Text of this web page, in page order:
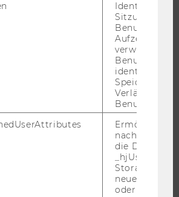
Identifiziert
Sitzung eines
Benutzers.
verwendet,
identifizieren.
Verlängert
Ermöglicht
die Daten in
Storage auf
neuesten
oder nicht.